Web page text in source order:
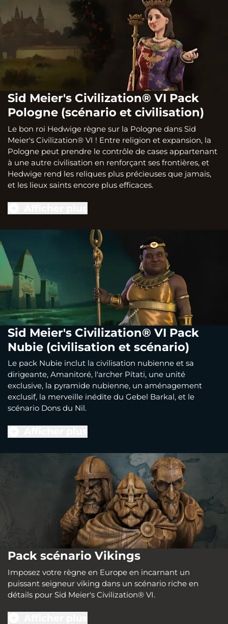
Sid Meier's Civilization® VI Pack
Pologne (scénario et civilisation)
Le bon roi Hedwige règne sur la Pologne dans Sid
Meier's Civilization® VI ! Entre religion et expansion, la
Pologne peut prendre le contrôle de cases appartenant
à une autre civilisation en renforçant ses frontières, et
Hedwige rend les reliques plus précieuses que jamais,
et les lieux saints encore plus efficaces.
Sid Meier's Civilization® VI Pack
Nubie (civilisation et scénario)
Le pack Nubie inclut la civilisation nubienne et sa
dirigeante, Amanitoré, l'archer Pítati, une unité
exclusive, la pyramide nubienne, un aménagement
exclusif, la merveille inédite du Gebel Barkal, et le
scénario Dons du Nil.
Pack scénario Vikings
Imposez votre règne en Europe en incarnant un
puissant seigneur viking dans un scénario riche en
détails pour Sid Meier's Civilization® VI.